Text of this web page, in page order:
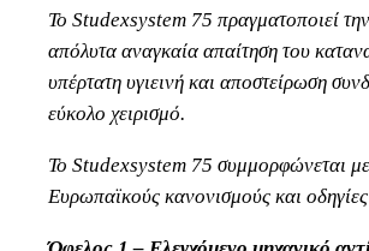
To Studexsystem 75 πραγματοποιεί
απόλυτα αναγκαία απαίτηση του
υπέρτατη υγιεινή και αποστείρωση
εύκολο χειρισμό.
Το Studexsystem 75 συμμορφώνεται
Ευρωπαϊκούς κανονισμούς και οδηγίες